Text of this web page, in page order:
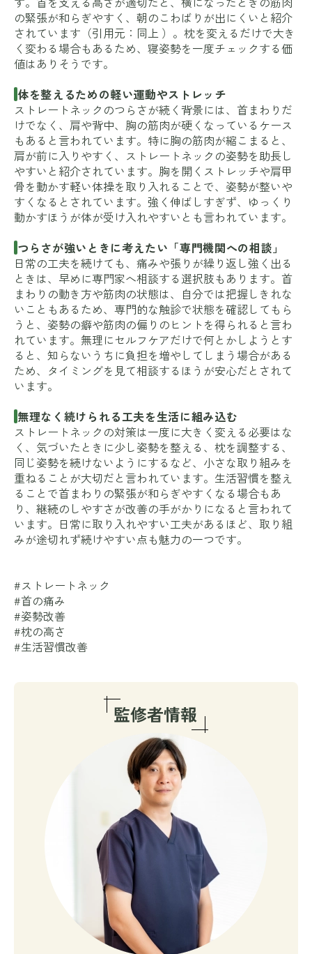
の緊張が和らぎやすく、朝のこわばりが出にくいと紹介
されています（引用元： 同上 ）。枕を変えるだけで大き
く変わる場合もあるため、寝姿勢を一度チェックする価
値はありそうです。
体を整えるための軽い運動やストレッチ
ストレートネックのつらさが続く背景には、首まわりだ
けでなく、肩や背中、胸の筋肉が硬くなっているケース
もあると言われています。特に胸の筋肉が縮こまると、
肩が前に入りやすく、ストレートネックの姿勢を助長し
やすいと紹介されています。胸を開くストレッチや肩甲
骨を動かす軽い体操を取り入れることで、姿勢が整いや
すくなるとされています。強く伸ばしすぎず、ゆっくり
動かすほうが体が受け入れやすいとも言われています。
つらさが強いときに考えたい「専門機関への相談」
日常の工夫を続けても、痛みや張りが繰り返し強く出る
ときは、早めに専門家へ相談する選択肢もあります。首
まわりの動き方や筋肉の状態は、自分では把握しきれな
いこともあるため、専門的な触診で状態を確認してもら
うと、姿勢の癖や筋肉の偏りのヒントを得られると言わ
れています。無理にセルフケアだけで何とかしようとす
ると、知らないうちに負担を増やしてしまう場合がある
ため、タイミングを見て相談するほうが安心だとされて
います。
無理なく続けられる工夫を生活に組み込む
ストレートネックの対策は一度に大きく変える必要はな
く、気づいたときに少し姿勢を整える、枕を調整する、
同じ姿勢を続けないようにするなど、小さな取り組みを
重ねることが大切だと言われています。生活習慣を整え
ることで首まわりの緊張が和らぎやすくなる場合もあ
り、継続のしやすさが改善の手がかりになると言われて
います。日常に取り入れやすい工夫があるほど、取り組
みが途切れず続けやすい点も魅力の一つです。
#ストレートネック
#首の痛み
#姿勢改善
#枕の高さ
#生活習慣改善